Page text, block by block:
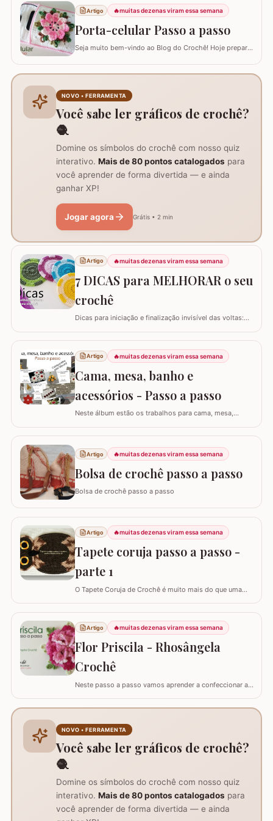
vai valorizar seus trabalhos. Barbante barroco
multicolor amarelo – 9368 Barbante barroco multicolor
R
Artigo 🔥muitas dezenas viram essa semana
Porta-celular Passo a passo
Seja muito bem-vindo ao Blog do Crochê! Hoje preparei
carregador dentro da bolsa, ele funciona como um
suporte inteligente na hora de carregar seu…
NOVO • FERRAMENTA
Você sabe ler gráficos de crochê?
🧶
Domine os símbolos do crochê com nosso quiz
interativo. Mais de 80 pontos catalogados para
você aprender de forma divertida — e ainda
ganhar XP!
Jogar agora Grátis • 2 min
Artigo 🔥muitas dezenas viram essa semana
7 DICAS para MELHORAR o seu
crochê
Dicas para iniciação e finalização invisível das voltas:
garante um acabamento quase imperceptível nas
iniciações e finalizações das voltas, resultando em um
trabalho mais elegante. Variações de pontos com o
falso ponto alto: Experimentar…
Artigo 🔥muitas dezenas viram essa semana
Cama, mesa, banho e
acessórios - Passo a passo
Neste álbum estão os trabalhos para cama, mesa,
clicar nas imagens! Trilhos/caminhos e centro de mesa
Sousplat Puxa-saco e porta-pano de prato Squares para
colcha de cama Outros Álbuns que temos no blog
Artigo 🔥muitas dezenas viram essa semana
Bolsa de crochê passo a passo
Bolsa de crochê passo a passo
Artigo 🔥muitas dezenas viram essa semana
Tapete coruja passo a passo -
parte 1
O Tapete Coruja de Crochê é muito mais do que uma
sabedoria com a delicadeza do feito à mão. Embora a
coruja real consiga girar o pescoço em 270°, a nossa
versão em crochê é ainda mais versátil: podemos criá-
la em todas as cores e estilos,…
Artigo 🔥muitas dezenas viram essa semana
Flor Priscila - Rhosângela
Crochê
Neste passo a passo vamos aprender a confeccionar a
conhecer, curtir e adquirir os trabalhos desta artesã
deixem de se inscrever em seu canal no YouTube –&gt;
NOVO • FERRAMENTA
Você sabe ler gráficos de crochê?
🧶
Domine os símbolos do crochê com nosso quiz
interativo. Mais de 80 pontos catalogados para
você aprender de forma divertida — e ainda